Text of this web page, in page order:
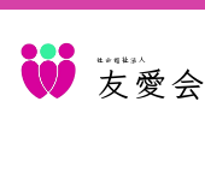
社会福祉法人
友愛会